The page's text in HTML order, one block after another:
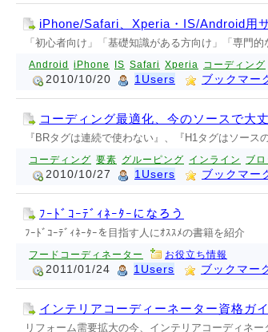
iPhone/Safari、Xperia・IS/Android用
「初心者向け」「基礎知識がある方向け」「専門
Android iPhone IS Safari Xperia コーディング
2010/10/20 1Users ブックマー
コーディング最適化、今のソースで大
『BRタグは連続で使わない』、『H1タグはソー
コーディング 要素 グルーピング インライン ブロ
2010/10/27 1Users ブックマー
ﾌｰﾄﾞｺｰﾃﾞｨﾈｰﾀｰになろう
ﾌｰﾄﾞｺｰﾃﾞｨﾈｰﾀｰを目指す人にｵｽｽﾒの書籍を紹介
フードコーディネーター お役立ち情報
2011/01/24 1Users ブックマー
インテリアコーディーネーター資格ガ
リフォーム需要拡大の今、インテリアコーディネ